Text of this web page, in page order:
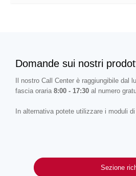
Domande sui nostri
Il nostro Call Center è raggiungibile dal
fascia oraria 8:00 - 17:30 al numero
In alternativa potete utilizzare i moduli
Sezione